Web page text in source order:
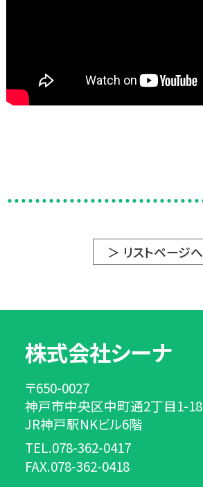
＞ リストページへ
株式会社シーナ
〒650-0027
神戸市中央区中町通2丁目1-18
JR神戸駅NKビル6階
TEL.078-362-0417
FAX.078-362-0418